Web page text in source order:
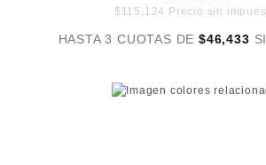
$115,124 Precio sin
HASTA 3 CUOTAS DE$46,433